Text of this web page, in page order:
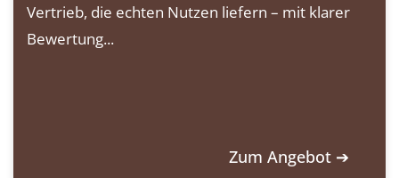
Vertrieb, die echten Nutzen liefern – mit klarer
Bewertung...
Zum Angebot ➔